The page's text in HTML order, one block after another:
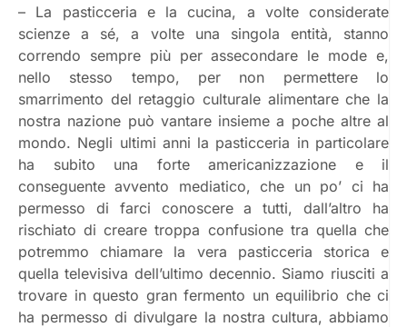
– La pasticceria e la cucina, a volte considerate
scienze a sé, a volte una singola entità, stanno
correndo sempre più per assecondare le mode e,
nello stesso tempo, per non permettere lo
smarrimento del retaggio culturale alimentare che la
nostra nazione può vantare insieme a poche altre al
mondo. Negli ultimi anni la pasticceria in particolare
ha subito una forte americanizzazione e il
conseguente avvento mediatico, che un po’ ci ha
permesso di farci conoscere a tutti, dall’altro ha
rischiato di creare troppa confusione tra quella che
potremmo chiamare la vera pasticceria storica e
quella televisiva dell’ultimo decennio. Siamo riusciti a
trovare in questo gran fermento un equilibrio che ci
ha permesso di divulgare la nostra cultura, abbiamo